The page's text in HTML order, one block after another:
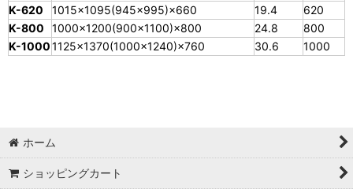
K-620
1015×1095(945×995)×660 19.4
620
K-800
1000×1200(900×1100)×800 24.8
800
K-10001125×1370(1000×1240)×760 30.6 1000
ホーム
ショッピングカート